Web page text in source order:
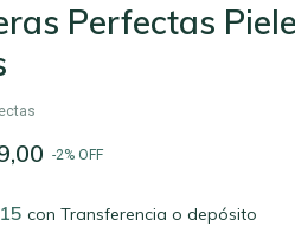
Perfectas
-2% OFF
con Transferencia o depósito